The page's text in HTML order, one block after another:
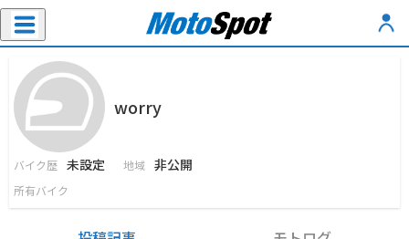
worry
バイク歴 未設定 地域 非公開
所有バイク